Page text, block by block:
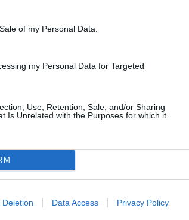
of my Personal Data.
my Personal Data for Targeted
Use, Retention, Sale, and/or Sharing
Is Unrelated with the Purposes for which it
Deletion Data Access Privacy Policy